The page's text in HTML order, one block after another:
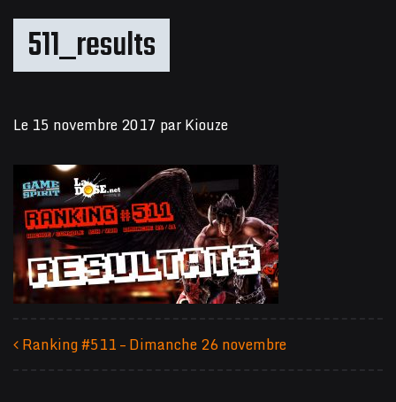
511_results
Le 15 novembre 2017 parKiouze
Ranking #511 – Dimanche 26 novembre